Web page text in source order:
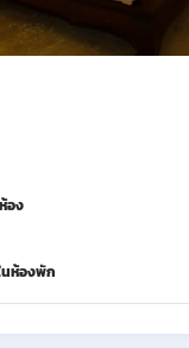
อง
นห้องพัก